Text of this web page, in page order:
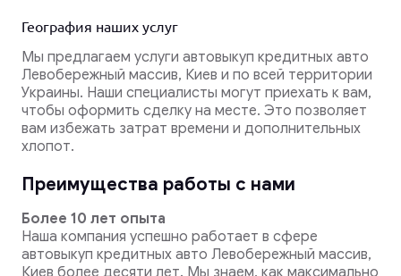
География наших услуг
Мы предлагаем услуги автовыкуп кредитных авто
Левобережный массив, Киев и по всей территории
Украины. Наши специалисты могут приехать к вам,
чтобы оформить сделку на месте. Это позволяет
вам избежать затрат времени и дополнительных
хлопот.
Преимущества работы с нами
Более 10 лет опыта
Наша компания успешно работает в сфере
автовыкуп кредитных авто Левобережный массив,
Киев более десяти лет. Мы знаем, как максимально